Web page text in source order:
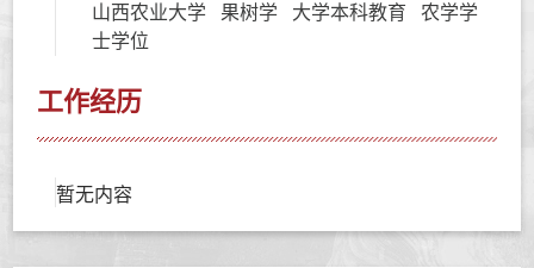
山西农业大学 果树学 大学本科教育 农学学
士学位
工作经历
暂无内容